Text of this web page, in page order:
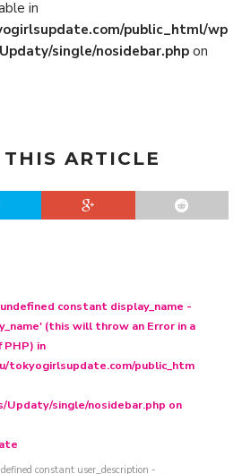
in
public_html/wp
single/nosidebar.php on
THIS ARTICLE
constant display_name -
(this will throw an Error in a
in
tokyogirlsupdate.com/public_htm
single/nosidebar.php on
constant user_description -